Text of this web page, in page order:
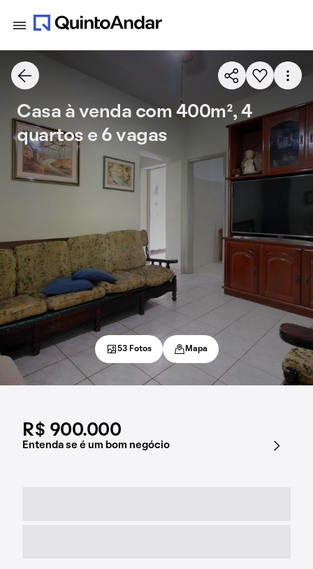
R$ 900.000
Entenda se é um bom negócio
Casa à venda com 400m², 4
quartos e 6 vagas
53 Fotos Mapa